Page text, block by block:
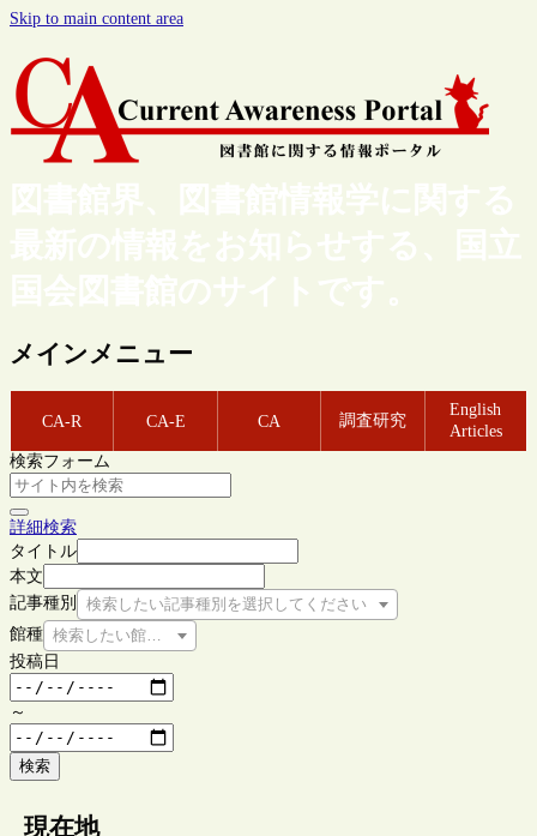
Skip to main content area
図書館界、図書館情報学に関する
最新の情報をお知らせする、国立
国会図書館のサイトです。
メインメニュー
CA-R CA-E CA 調査研究
English
Articles
検索フォーム
詳細検索
タイトル
本文
記事種別
検索したい記事種別を選択してください
館種 検索したい館種を選択してください
投稿日
～
検索
現在地